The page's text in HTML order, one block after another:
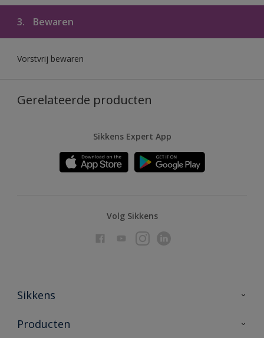
3. Bewaren
Vorstvrij bewaren
Gerelateerde producten
Sikkens Expert App
Volg Sikkens
Sikkens
Over Sikkens
Producten